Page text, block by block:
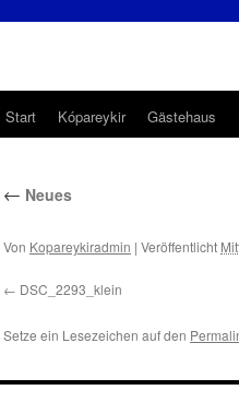
Zum
springen
Start Kópareykir Gästehaus
← Neues
Von Kopareykiradmin | Veröffentlicht
DSC_2293_klein
Setze ein Lesezeichen auf den